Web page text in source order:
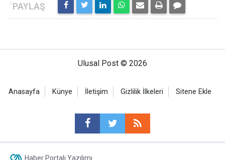
Ulusal Post © 2026
Anasayfa Künye İletişim Gizlilik İlkeleri Sitene Ekle
Haber Portalı Yazılımı